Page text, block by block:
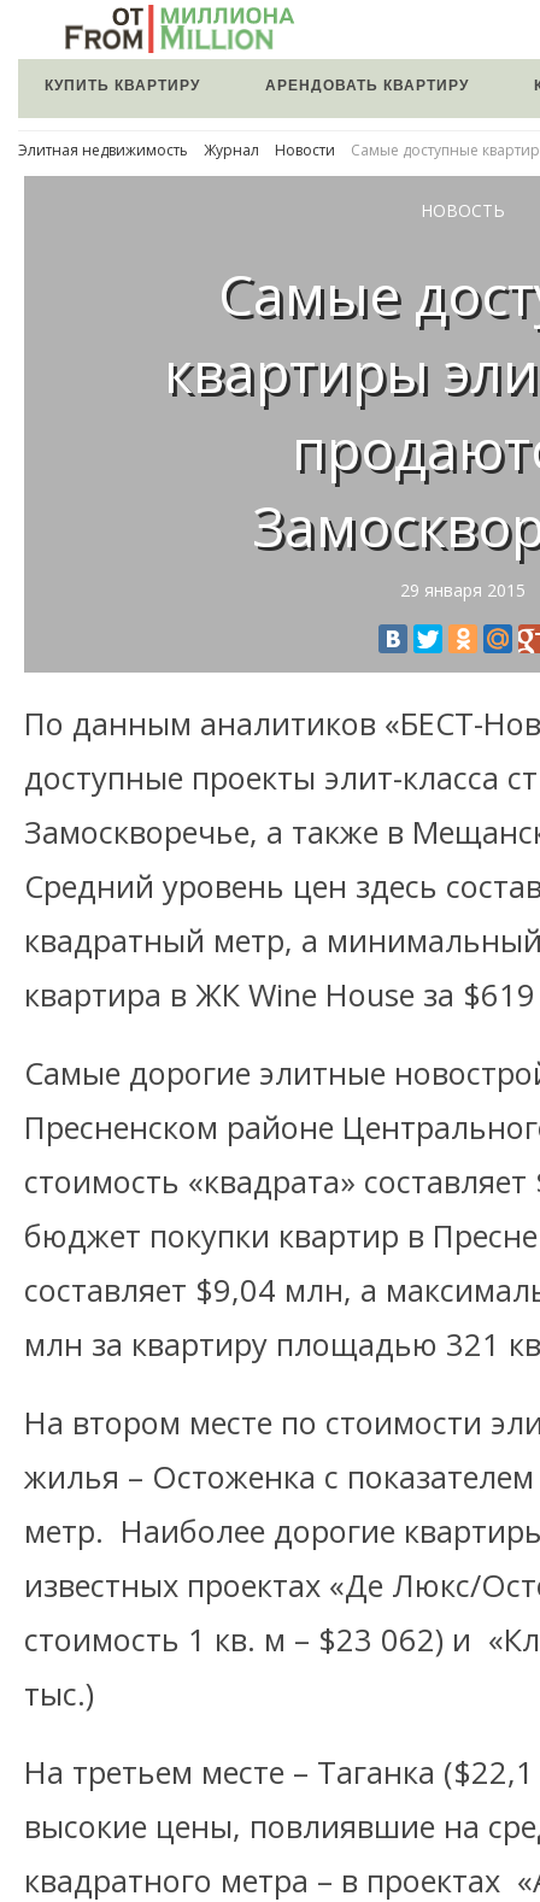
КУПИТЬ КВАРТИРУ АРЕНДОВАТЬ КВАРТИРУ
Элитная недвижимость Журнал Новости Самые доступные
НОВОСТЬ
Самые
квартиры
29 января 2015
По данным аналитиков «БЕСТ-
доступные проекты элит-класса
Замоскворечье, а также в
Средний уровень цен здесь
квадратный метр, а
квартира в ЖК Wine House за
Самые дорогие элитные
Пресненском районе
стоимость «квадрата»
бюджет покупки квартир в
составляет $9,04 млн, а
млн за квартиру площадью 321
На втором месте по стоимости
жилья – Остоженка с
метр. Наиболее дорогие
известных проектах «Де Люкс/
стоимость 1 кв. м – $23 062) и
тыс.)
На третьем месте – Таганка
высокие цены, повлиявшие на
квадратного метра – в проектах